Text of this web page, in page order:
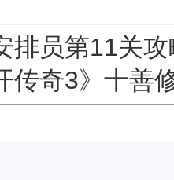
排员第11关
传奇3》十善